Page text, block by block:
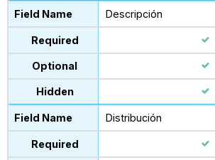
Descripción
Distribución